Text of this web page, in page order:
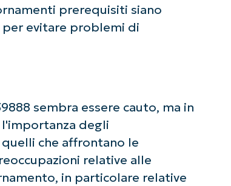
prerequisiti siano
evitare problemi di
sembra essere cauto, ma in
degli
che affrontano le
relative alle
in particolare relative
and
last
name*
Paese
Company
name*